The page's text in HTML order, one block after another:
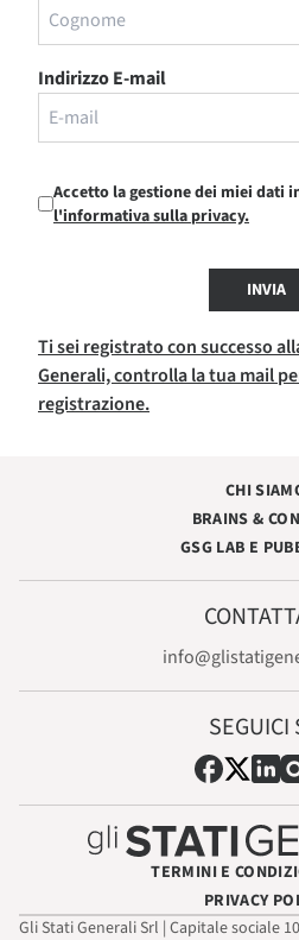
Indirizzo E-mail
Accetto la gestione dei miei dati
l'informativa sulla privacy.
INVIA
Ti sei registrato con successo
Generali, controlla la tua mail
registrazione.
CHI
BRAINS &
GSG LAB E
SEGUICI
TERMINI E
PRIVACY
Gli Stati Generali Srl | Capitale sociale